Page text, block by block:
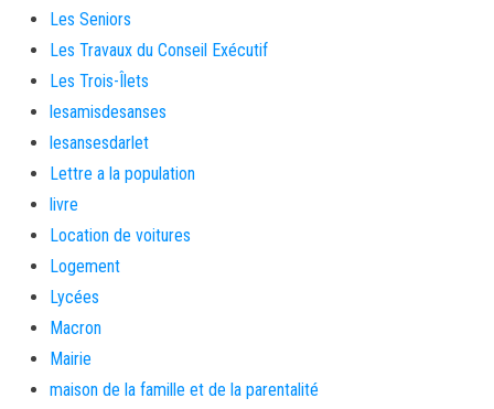
Les Seniors
Les Travaux du Conseil Exécutif
Les Trois-Îlets
lesamisdesanses
lesansesdarlet
Lettre a la population
livre
Location de voitures
Logement
Lycées
Macron
Mairie
maison de la famille et de la parentalité